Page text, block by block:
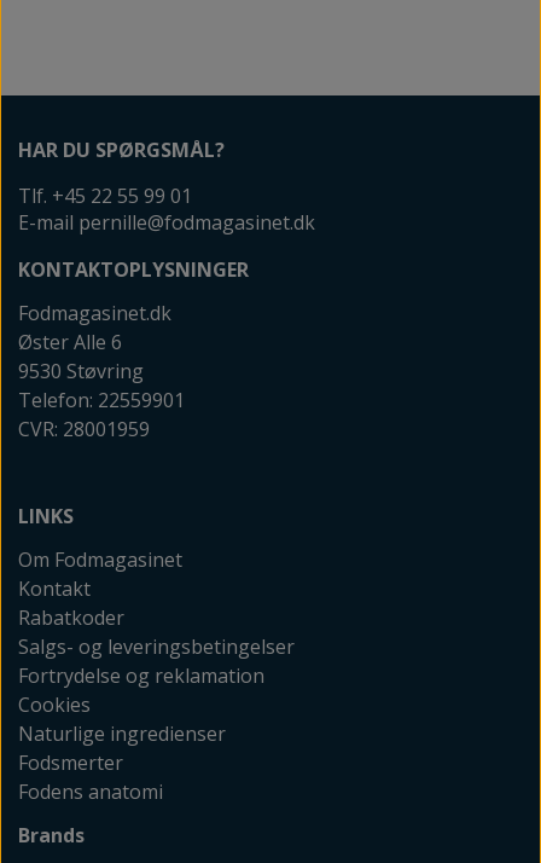
HAR DU SPØRGSMÅL?
Tlf. +45 22 55 99 01
E-mail pernille@fodmagasinet.dk
KONTAKTOPLYSNINGER
Fodmagasinet.dk
Øster Alle 6
9530 Støvring
Telefon: 22559901
CVR: 28001959
LINKS
Om Fodmagasinet
Kontakt
Rabatkoder
Salgs- og leveringsbetingelser
Fortrydelse og reklamation
Cookies
Naturlige ingredienser
Fodsmerter
Fodens anatomi
Brands